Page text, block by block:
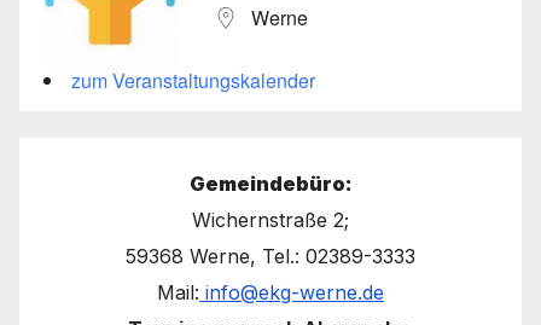
Werne
zum Veranstaltungskalender
Gemeindebüro:
Wichernstraße 2;
59368 Werne, Tel.: 02389-3333
Mail: info@ekg-werne.de